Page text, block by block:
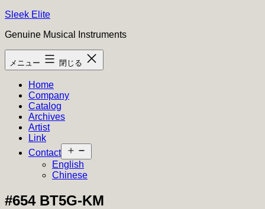
コ
テ
ン
ツ
Sleek Elite
Genuine Musical Instruments
メニュー 閉じる
Home
Company
Catalog
Archives
Artist
Link
Contact
ニ
ー
開
English
Chinese
#654 BT5G-KM